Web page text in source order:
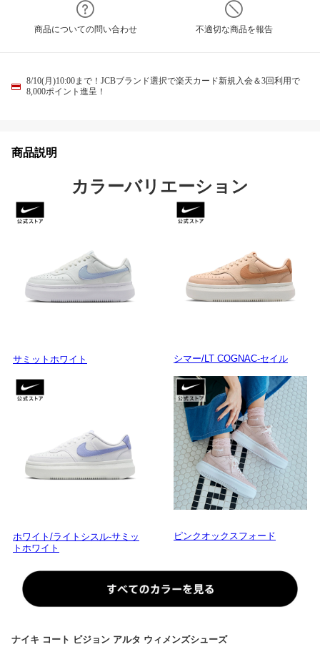
商品についての問い合わせ 不適切な商品を報告
8/10(月)10:00まで！JCBブランド選択で楽天カード新規入会＆3回利用で
8,000ポイント進呈！
商品説明
カラーバリエーション
サミットホワイト シマー/LT COGNAC-セイル
ホワイト/ライトシスル-サミッ
トホワイト
ピンクオックスフォード
ナイキ コート ビジョン アルタ ウィメンズシューズ